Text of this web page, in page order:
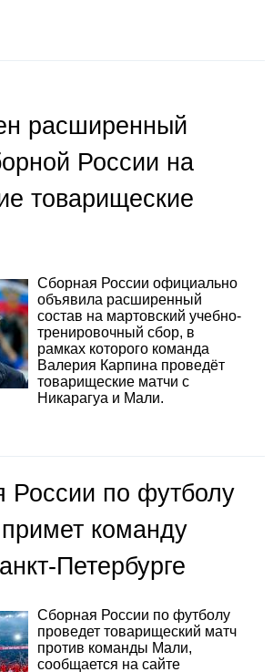
расширенный
России на
товарищеские
Сборная России официально
объявила расширенный
состав на мартовский учебно-
тренировочный сбор, в
рамках которого команда
Валерия Карпина проведёт
товарищеские матчи с
Никарагуа и Мали.
России по футболу
команду
Петербурге
Сборная России по футболу
проведет товарищеский матч
против команды Мали,
сообщается на сайте